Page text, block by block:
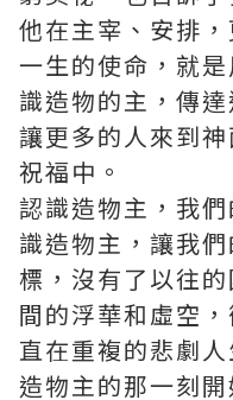
他在主宰、安排
一生的使命，就
識造物的主，傳
讓更多的人來到
祝福中。
認識造物主，我
識造物主，讓我
標，沒有了以往
間的浮華和虛空
直在重複的悲劇
造物主的那一刻